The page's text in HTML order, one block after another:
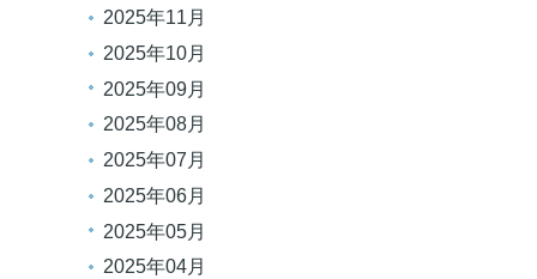
2025年11月
2025年10月
2025年09月
2025年08月
2025年07月
2025年06月
2025年05月
2025年04月